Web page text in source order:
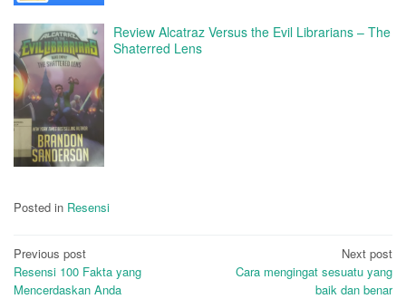
Review Alcatraz Versus the Evil Librarians – The
Shaterred Lens
Posted in Resensi
Post
navigation
Previous post
Resensi 100 Fakta yang
Mencerdaskan Anda
Next post
Cara mengingat sesuatu yang
baik dan benar